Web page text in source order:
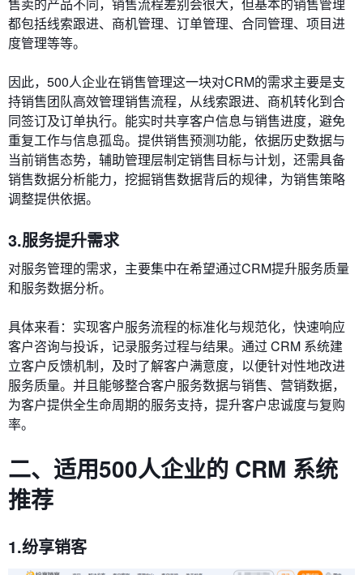
售卖的产品不同，销售流程差别会很大，但基本的销售管理
都包括线索跟进、商机管理、订单管理、合同管理、项目进
度管理等等。
因此，500人企业在销售管理这一块对CRM的需求主要是支
持销售团队高效管理销售流程，从线索跟进、商机转化到合
同签订及订单执行。能实时共享客户信息与销售进度，避免
重复工作与信息孤岛。提供销售预测功能，依据历史数据与
当前销售态势，辅助管理层制定销售目标与计划，还需具备
销售数据分析能力，挖掘销售数据背后的规律，为销售策略
调整提供依据。
3.服务提升需求
对服务管理的需求，主要集中在希望通过CRM提升服务质量
和服务数据分析。
具体来看：实现客户服务流程的标准化与规范化，快速响应
客户咨询与投诉，记录服务过程与结果。通过 CRM 系统建
立客户反馈机制，及时了解客户满意度，以便针对性地改进
服务质量。并且能够整合客户服务数据与销售、营销数据，
为客户提供全生命周期的服务支持，提升客户忠诚度与复购
率。
二、适用500人企业的 CRM 系统
推荐
1.纷享销客